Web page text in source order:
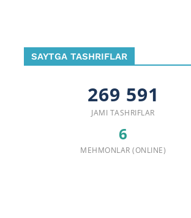
SAYTGA TASHRIFLAR
269 591
JAMI TASHRIFLAR
6
MEHMONLAR (ONLINE)